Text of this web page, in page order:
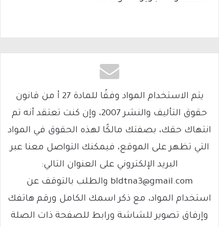
يتم الاستخدام المواد وفقًا للمادة 27 أ من قانون
حقوق التأليف والنشر 2007، وإن كنت تعتقد أنه تم
انتهاك حقك، بصفتك مالكًا لهذه الحقوق في المواد
التي تظهر على الموقع، فيمكنك التواصل معنا عبر
البريد الإلكتروني على العنوان التالي:
bldtna3@gmail.com والطلب بالتوقف عن
استخدام المواد، مع ذكر اسمك الكامل ورقم هاتفك
وإرفاق تصوير للشاشة ورابط للصفحة ذات الصلة